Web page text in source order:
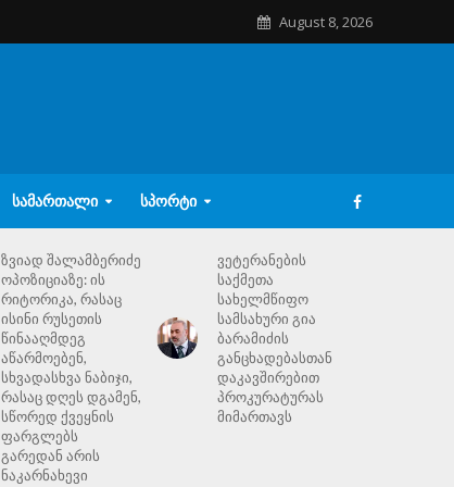
August 8, 2026
ᲡᲐᲛᲐᲠᲗᲐᲚᲘ ᲡᲞᲝᲠᲢᲘ
ზვიად შალამბერიძე
ოპოზიციაზე: ის
რიტორიკა, რასაც
ისინი რუსეთის
წინააღმდეგ
აწარმოებენ,
სხვადასხვა ნაბიჯი,
რასაც დღეს დგამენ,
სწორედ ქვეყნის
ფარგლებს
გარედან არის
ნაკარნახევი
ვეტერანების
საქმეთა
სახელმწიფო
სამსახური გია
ბარამიძის
განცხადებასთან
დაკავშირებით
პროკურატურას
მიმართავს